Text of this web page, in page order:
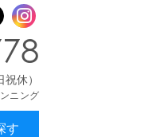
す
祝休）
ニング